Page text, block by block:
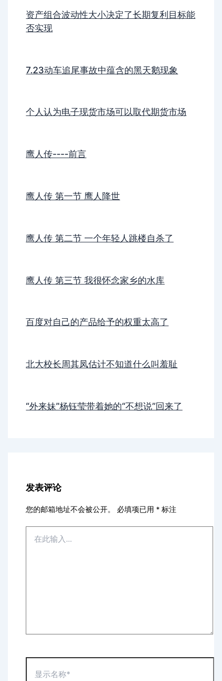
资产组合波动性大小决定了长期复利目标能
否实现
7.23动车追尾事故中蕴含的黑天鹅现象
个人认为电子现货市场可以取代期货市场
鹰人传----前言
鹰人传 第一节 鹰人降世
鹰人传 第二节 一个年轻人跳楼自杀了
鹰人传 第三节 我很怀念家乡的水库
百度对自己的产品给予的权重太高了
北大校长周其凤估计不知道什么叫羞耻
“外来妹”杨钰莹带着她的“不想说”回来了
发表评论
您的邮箱地址不会被公开。 必填项已用 * 标注